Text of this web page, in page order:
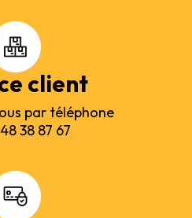
client
par téléphone
38 87 67